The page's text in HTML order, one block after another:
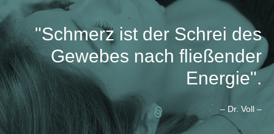
"Schmerz ist der Schrei des
Gewebes nach fließender
Energie".
– Dr. Voll –